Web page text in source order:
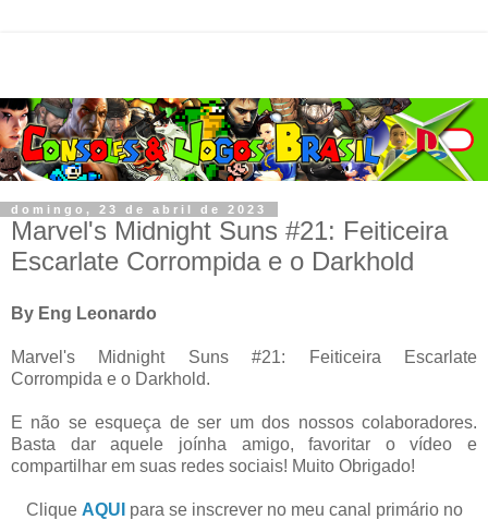
domingo, 23 de abril de 2023
Marvel's Midnight Suns #21: Feiticeira
Escarlate Corrompida e o Darkhold
By Eng Leonardo
Marvel's Midnight Suns #21: Feiticeira Escarlate
Corrompida e o Darkhold.
E não se esqueça de ser um dos nossos colaboradores.
Basta dar aquele joínha amigo, favoritar o vídeo e
compartilhar em suas redes sociais! Muito Obrigado!
Clique AQUI para se inscrever no meu canal primário no